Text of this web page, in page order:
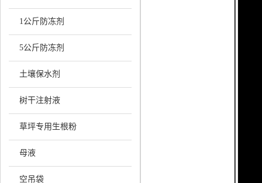
1公斤防冻剂
5公斤防冻剂
土壤保水剂
树干注射液
草坪专用生根粉
母液
空吊袋